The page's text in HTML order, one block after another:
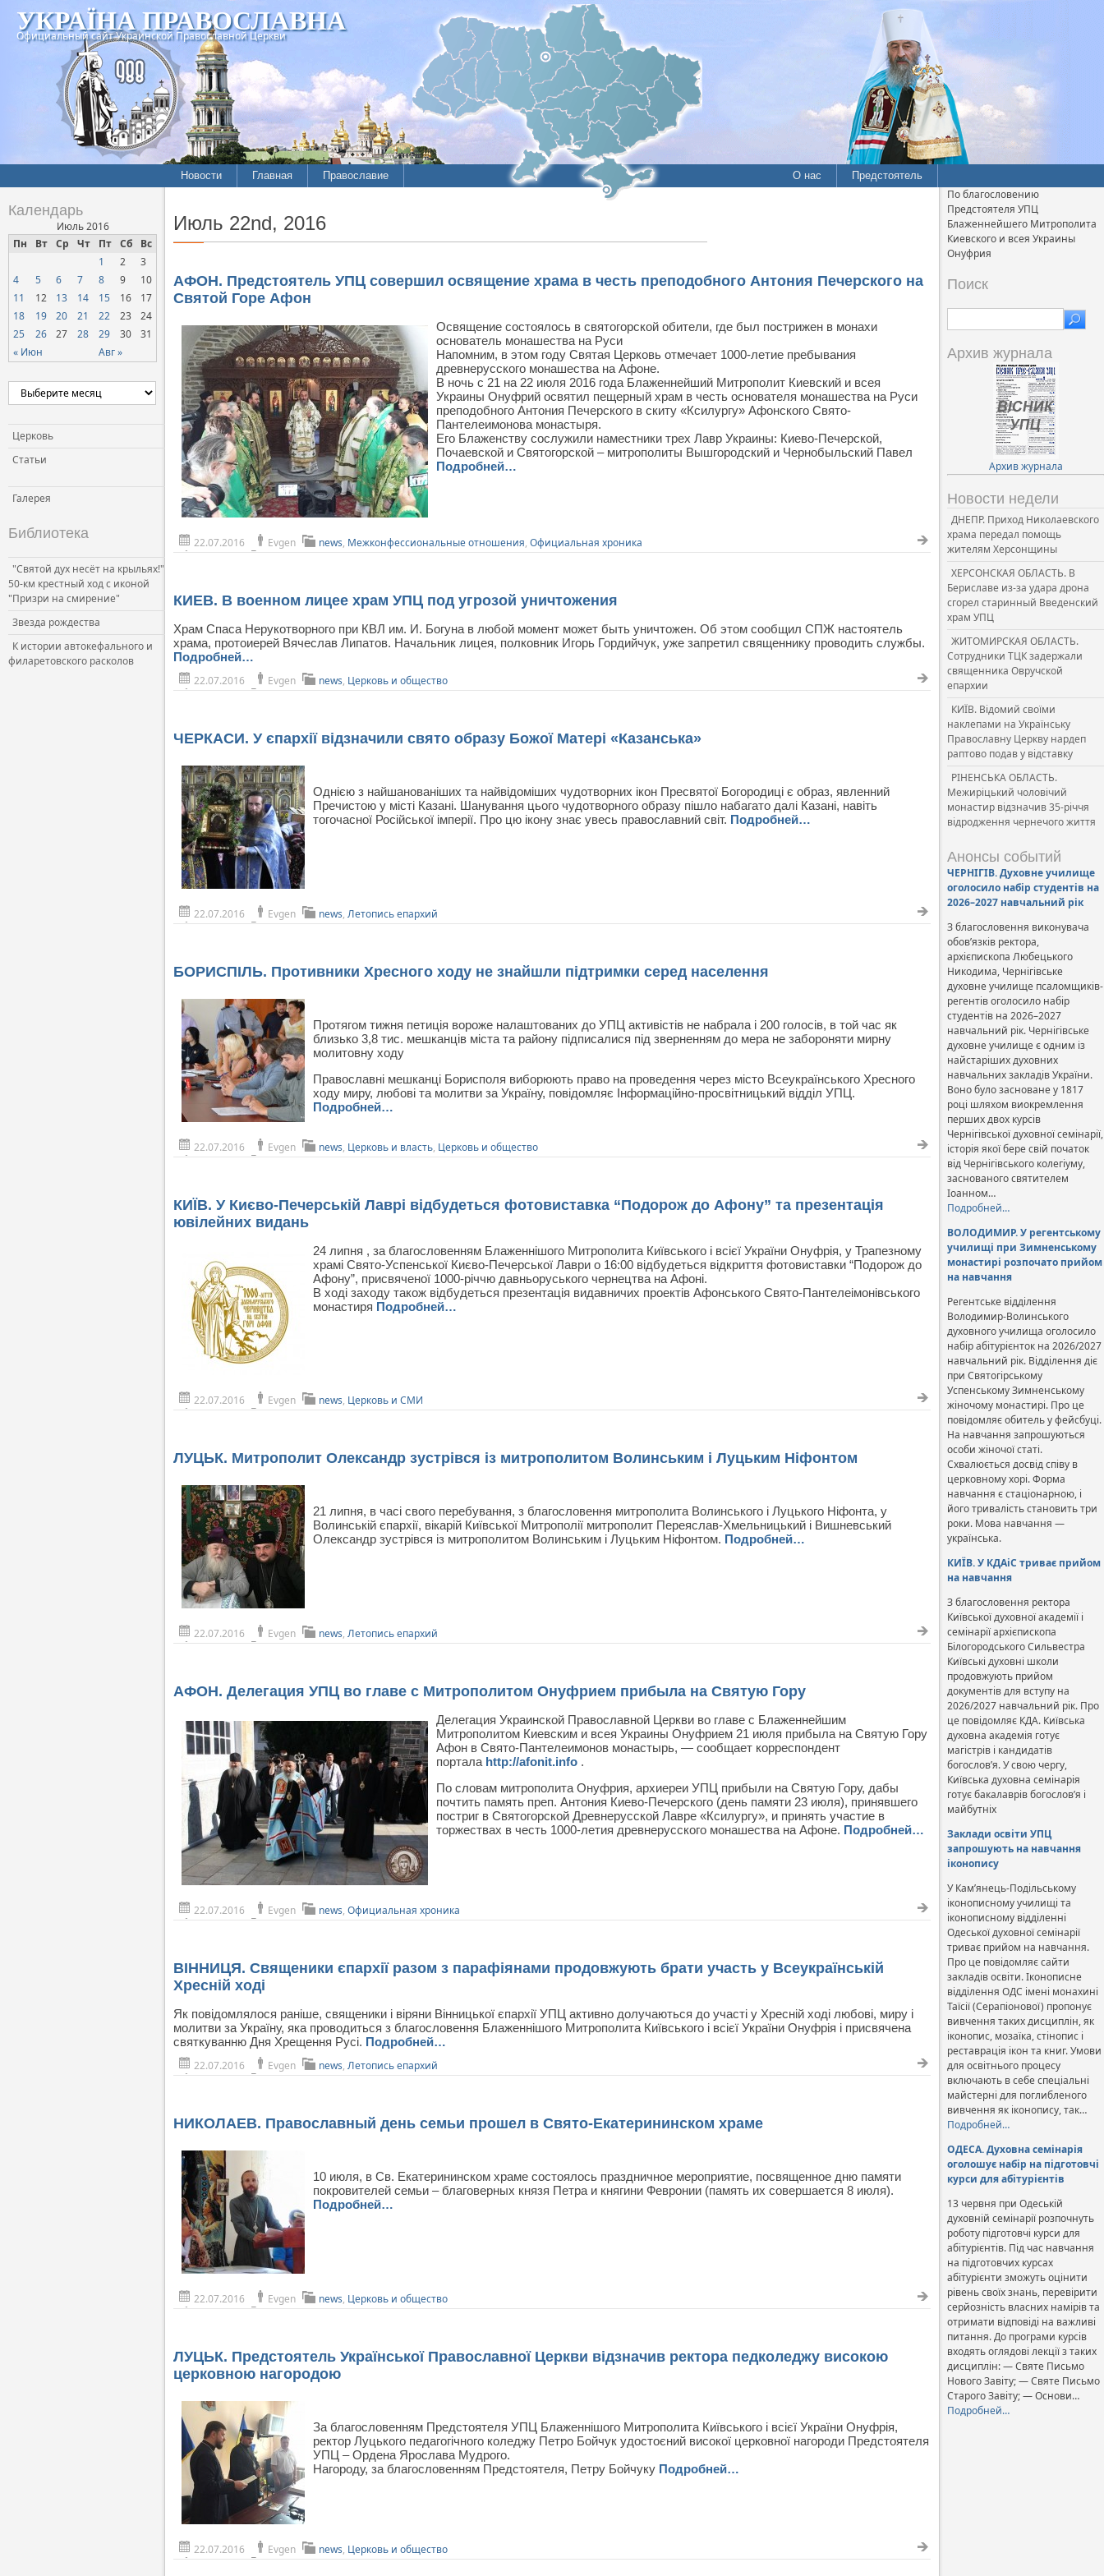
УКРАЇНА ПРАВОСЛАВНА
Официальный сайт Украинской Православной Церкви
Новости
Межконфессиональные
верующих
Официальная хроника
Расколы, ереси, секты
СОЦИАЛЬНОЕ
СЛУЖЕНИЕ
Церковь и власть
Церковь и общество
Церковь и СМИ
Главная Православие
История
Митрополиты
О нас Предстоятель
Календарь
Июль 2016
Пн
Вт Ср Чт Пт Сб Вс
« Июн Авг »
1 2
3
4
5 6 7 8 9
10
11
12 13 14 15 16
17
18
19 20 21 22 23
24
25
26 27 28 29 30 31
Церковь
Статьи
Галерея
Библиотека
"Святой дух несёт на крыльях!"
50-км крестный ход с иконой
"Призри на смирение"
Звезда рождества
К истории автокефального и
филаретовского расколов
Июль 22nd, 2016
АФОН. Предстоятель УПЦ совершил освящение храма в честь преподобного Антония Печерского на
Святой Горе Афон
Освящение состоялось в святогорской обители, где был пострижен в монахи
основатель монашества на Руси
Напомним, в этом году Святая Церковь отмечает 1000-летие пребывания
древнерусского монашества на Афоне.
В ночь с 21 на 22 июля 2016 года Блаженнейший Митрополит Киевский и всея
Украины Онуфрий освятил пещерный храм в честь основателя монашества на Руси
преподобного Антония Печерского в скиту «Ксилургу» Афонского Свято-
Пантелеимонова монастыря.
Его Блаженству сослужили наместники трех Лавр Украины: Киево-Печерской,
Почаевской и Святогорской – митрополиты Вышгородский и Чернобыльский Павел
Подробней…
22.07.2016 Evgen news, Межконфессиональные отношения, Официальная хроника
КИЕВ. В военном лицее храм УПЦ под угрозой уничтожения
Храм Спаса Нерукотворного при КВЛ им. И. Богуна в любой момент может быть уничтожен. Об этом сообщил СПЖ настоятель
храма, протоиерей Вячеслав Липатов. Начальник лицея, полковник Игорь Гордийчук, уже запретил священнику проводить службы.
Подробней…
22.07.2016
Evgen news, Церковь и общество
ЧЕРКАСИ. У єпархії відзначили свято образу Божої Матері «Казанська»
Однією з найшанованіших та найвідоміших чудотворних ікон Пресвятої Богородиці є образ, явленний
Пречистою у місті Казані. Шанування цього чудотворного образу пішло набагато далі Казані, навіть
тогочасної Російської імперії. Про цю ікону знає увесь православний світ. Подробней…
22.07.2016 Evgen news, Летопись епархий
БОРИСПІЛЬ. Противники Хресного ходу не знайшли підтримки серед населення
Протягом тижня петиція вороже налаштованих до УПЦ активістів не набрала і 200 голосів, в той час як
близько 3,8 тис. мешканців міста та району підписалися під зверненням до мера не забороняти мирну
молитовну ходу
Православні мешканці Борисполя виборюють право на проведення через місто Всеукраїнського Хресного
ходу миру, любові та молитви за Україну, повідомляє Інформаційно-просвітницький відділ УПЦ.
Подробней…
22.07.2016 Evgen news, Церковь и власть, Церковь и общество
КИЇВ. У Києво-Печерській Лаврі відбудеться фотовиставка “Подорож до Афону” та презентація
ювілейних видань
24 липня , за благословенням Блаженнішого Митрополита Київського і всієї України Онуфрія, у Трапезному
храмі Свято-Успенської Києво-Печерської Лаври о 16:00 відбудеться відкриття фотовиставки “Подорож до
Афону”, присвяченої 1000-річчю давньоруського чернецтва на Афоні.
В ході заходу також відбудеться презентація видавничих проектів Афонського Свято-Пантелеімонівського
монастиря Подробней…
22.07.2016 Evgen news, Церковь и СМИ
ЛУЦЬК. Митрополит Олександр зустрівся із митрополитом Волинським і Луцьким Ніфонтом
21 липня, в часі свого перебування, з благословення митрополита Волинського і Луцького Ніфонта, у
Волинській єпархії, вікарій Київської Митрополії митрополит Переяслав-Хмельницький і Вишневський
Олександр зустрівся із митрополитом Волинським і Луцьким Ніфонтом. Подробней…
22.07.2016 Evgen news, Летопись епархий
АФОН. Делегация УПЦ во главе с Митрополитом Онуфрием прибыла на Святую Гору
Делегация Украинской Православной Церкви во главе с Блаженнейшим
Митрополитом Киевским и всея Украины Онуфрием 21 июля прибыла на Святую Гору
Афон в Свято-Пантелеимонов монастырь, — сообщает корреспондент
портала http://afonit.info .
По словам митрополита Онуфрия, архиереи УПЦ прибыли на Святую Гору, дабы
почтить память преп. Антония Киево-Печерского (день памяти 23 июля), принявшего
постриг в Святогорской Древнерусской Лавре «Ксилургу», и принять участие в
торжествах в честь 1000-летия древнерусского монашества на Афоне. Подробней…
22.07.2016 Evgen news, Официальная хроника
ВІННИЦЯ. Священики єпархії разом з парафіянами продовжують брати участь у Всеукраїнській
Хресній ході
Як повідомлялося раніше, священики і віряни Вінницької єпархії УПЦ активно долучаються до участі у Хресній ході любові, миру і
молитви за Україну, яка проводиться з благословення Блаженнішого Митрополита Київського і всієї України Онуфрія і присвячена
святкуванню Дня Хрещення Русі. Подробней…
22.07.2016
Evgen news, Летопись епархий
НИКОЛАЕВ. Православный день семьи прошел в Свято-Екатерининском храме
10 июля, в Св. Екатерининском храме состоялось праздничное мероприятие, посвященное дню памяти
покровителей семьи – благоверных князя Петра и княгини Февронии (память их совершается 8 июля).
Подробней…
22.07.2016 Evgen news, Церковь и общество
ЛУЦЬК. Предстоятель Української Православної Церкви відзначив ректора педколеджу високою
церковною нагородою
За благословенням Предстоятеля УПЦ Блаженнішого Митрополита Київського і всієї України Онуфрія,
ректор Луцького педагогічного коледжу Петро Бойчук удостоєний високої церковної нагороди Предстоятеля
УПЦ – Ордена Ярослава Мудрого.
Нагороду, за благословенням Предстоятеля, Петру Бойчуку Подробней…
22.07.2016 Evgen news, Церковь и общество
По благословению
Предстоятеля УПЦ
Блаженнейшего Митрополита
Киевского и всея Украины
Онуфрия
Поиск
Архив журнала
Архив журнала
Новости недели
ДНЕПР. Приход Николаевского
храма передал помощь
жителям Херсонщины
ХЕРСОНСКАЯ ОБЛАСТЬ. В
Бериславе из-за удара дрона
сгорел старинный Введенский
храм УПЦ
ЖИТОМИРСКАЯ ОБЛАСТЬ.
Сотрудники ТЦК задержали
священника Овручской
епархии
КИЇВ. Відомий своїми
наклепами на Українську
Православну Церкву нардеп
раптово подав у відставку
РІНЕНСЬКА ОБЛАСТЬ.
Межиріцький чоловічий
монастир відзначив 35-річчя
відродження чернечого життя
Анонсы событий
ЧЕРНІГІВ. Духовне училище
оголосило набір студентів на
2026–2027 навчальний рік
З благословення виконувача
обов’язків ректора,
архієпископа Любецького
Никодима, Чернігівське
духовне училище псаломщиків-
регентів оголосило набір
студентів на 2026–2027
навчальний рік. Чернігівське
духовне училище є одним із
найстаріших духовних
навчальних закладів України.
Воно було засноване у 1817
році шляхом виокремлення
перших двох курсів
Чернігівської духовної семінарії,
історія якої бере свій початок
від Чернігівського колегіуму,
заснованого святителем
Іоанном…
Подробней…
ВОЛОДИМИР. У регентському
училищі при Зимненському
монастирі розпочато прийом
на навчання
Регентське відділення
Володимир-Волинського
духовного училища оголосило
набір абітурієнток на 2026/2027
навчальний рік. Відділення діє
при Святогірському
Успенському Зимненському
жіночому монастирі. Про це
повідомляє обитель у фейсбуці.
На навчання запрошуються
особи жіночої статі.
Схвалюється досвід співу в
церковному хорі. Форма
навчання є стаціонарною, і
його тривалість становить три
роки. Мова навчання —
українська.
КИЇВ. У КДАіС триває прийом
на навчання
З благословення ректора
Київської духовної академії і
семінарії архієпископа
Білогородського Сильвестра
Київські духовні школи
продовжують прийом
документів для вступу на
2026/2027 навчальний рік. Про
це повідомляє КДА. Київська
духовна академія готує
магістрів і кандидатів
богослов’я. У свою чергу,
Київська духовна семінарія
готує бакалаврів богослов’я і
майбутніх
Заклади освіти УПЦ
запрошують на навчання
іконопису
У Кам’янець-Подільському
іконописному училищі та
іконописному відділенні
Одеської духовної семінарії
триває прийом на навчання.
Про це повідомляє сайти
закладів освіти. Іконописне
відділення ОДС імені монахині
Таїсії (Серапіонової) пропонує
вивчення таких дисциплін, як
іконопис, мозаїка, стінопис і
реставрація ікон та книг. Умови
для освітнього процесу
включають в себе спеціальні
майстерні для поглибленого
вивчення як іконопису, так…
Подробней…
ОДЕСА. Духовна семінарія
оголошує набір на підготовчі
курси для абітурієнтів
13 червня при Одеській
духовній семінарії розпочнуть
роботу підготовчі курси для
абітурієнтів. Під час навчання
на підготовчих курсах
абітурієнти зможуть оцінити
рівень своїх знань, перевірити
серйозність власних намірів та
отримати відповіді на важливі
питання. До програми курсів
входять оглядові лекції з таких
дисциплін: — Святе Письмо
Нового Завіту; — Святе Письмо
Старого Завіту; — Основи…
Подробней…